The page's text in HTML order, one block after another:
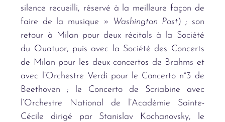
silence recueilli, réservé à la meilleure façon de
faire de la musique »
Washington Post) ; son
retour à Milan pour deux récitals à la Société
du Quatuor, puis avec la Société des Concerts
de Milan pour les deux concertos de Brahms et
avec l’Orchestre Verdi pour le Concerto n°3 de
Beethoven ; le Concerto de Scriabine avec
l’Orchestre National de l’Académie Sainte-
Cécile dirigé par Stanislav Kochanovsky, le